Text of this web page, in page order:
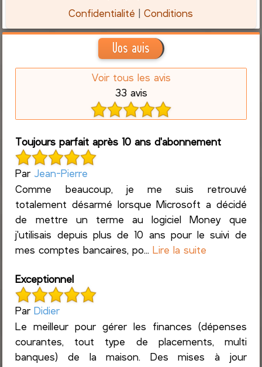
Confidentialité |Conditions
Vos avis
Voir tous les avis
33 avis
Toujours parfait après 10 ans d'abonnement
Par Jean-Pierre
Comme beaucoup, je me suis retrouvé
totalement désarmé lorsque Microsoft a décidé
de mettre un terme au logiciel Money que
j'utilisais depuis plus de 10 ans pour le suivi de
mes comptes bancaires, po...Lire la suite
Exceptionnel
ParDidier
Le meilleur pour gérer les finances (dépenses
courantes, tout type de placements, multi
banques) de la maison. Des mises à jour